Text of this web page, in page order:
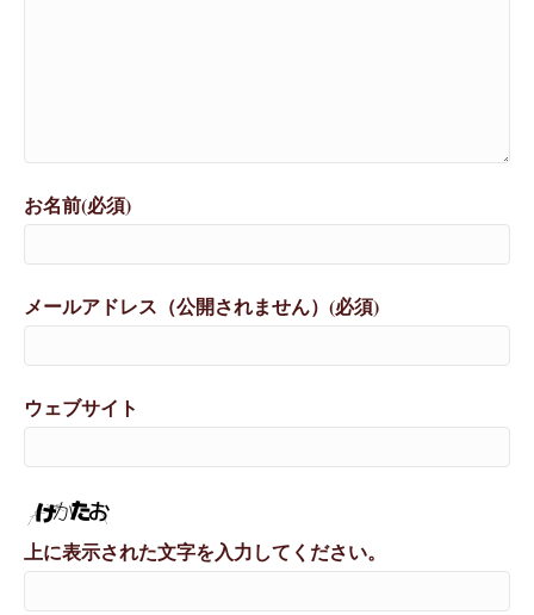
お名前(必須)
メールアドレス（公開されません）(必須)
ウェブサイト
上に表示された文字を入力してください。